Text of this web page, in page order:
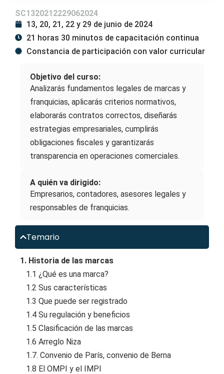
SC1320212229062024
13, 20, 21, 22 y 29 de junio de 2024
21 horas 30 minutos de capacitación continua
Constancia de participación con valor curricular
Objetivo del curso:
Analizarás fundamentos legales de marcas y
franquicias, aplicarás criterios normativos,
elaborarás contratos correctos, diseñarás
estrategias empresariales, cumplirás
obligaciones fiscales y garantizarás
transparencia en operaciones comerciales.
A quién va dirigido:
Empresarios, contadores, asesores legales y
responsables de franquicias.
Temario
1. Historia de las marcas
1.1 ¿Qué es una marca?
1.2 Sus características
1.3 Que puede ser registrado
1.4 Su regulación y beneficios
1.5 Clasificación de las marcas
1.6 Arreglo Niza
1.7. Convenio de París, convenio de Berna
1.8 El OMPI y el IMPI